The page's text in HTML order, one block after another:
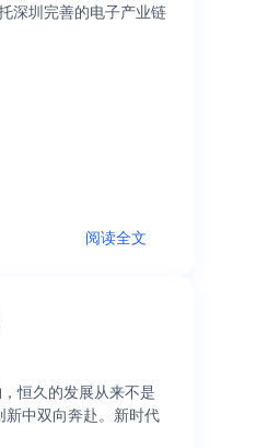
深圳完善的电子产业链
阅读全文
恒久的发展从来不是
新中双向奔赴。新时代